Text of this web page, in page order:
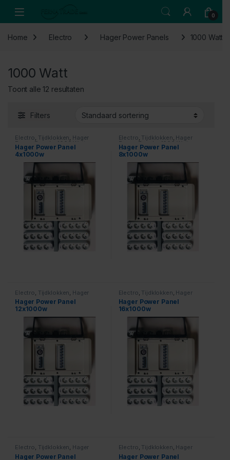
Open 0
Home Electro Hager Power Panels 1000 Watt
1000 Watt
Toont alle 12 resultaten
Filters
Electro, Tijdklokken, Hager
Power Panels 1000 Watt
Hager Power Panel
4x1000w
Electro, Tijdklokken, Hager
Power Panels 1000 Watt
Hager Power Panel
8x1000w
Electro Tijdklokken Hager
Power Panels 1000 Watt
Hager Power Panel
12x1000w
Electro Tijdklokken Hager
Power Panels 1000 Watt
Hager Power Panel
16x1000w
Electro Tijdklokken Hager
Power Panels 1000 Watt
Hager Power Panel
Electro Tijdklokken Hager
Power Panels 1000 Watt
Hager Power Panel